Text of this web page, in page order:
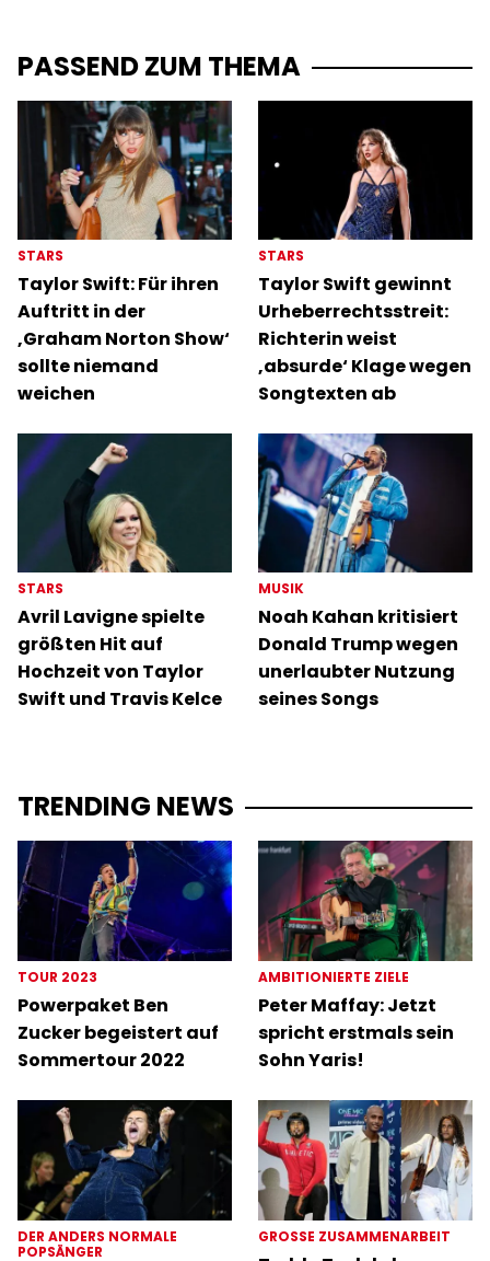
PASSEND ZUM THEMA
STARS
Taylor Swift: Für ihren
Auftritt in der
‚Graham Norton Show‘
sollte niemand
weichen
STARS
Taylor Swift gewinnt
Urheberrechtsstreit:
Richterin weist
‚absurde‘ Klage wegen
Songtexten ab
STARS
Avril Lavigne spielte
größten Hit auf
Hochzeit von Taylor
Swift und Travis Kelce
MUSIK
Noah Kahan kritisiert
Donald Trump wegen
unerlaubter Nutzung
seines Songs
TRENDING NEWS
TOUR 2023
Powerpaket Ben
Zucker begeistert auf
Sommertour 2022
AMBITIONIERTE ZIELE
Peter Maffay: Jetzt
spricht erstmals sein
Sohn Yaris!
DER ANDERS NORMALE
POPSÄNGER
GROSSE ZUSAMMENARBEIT